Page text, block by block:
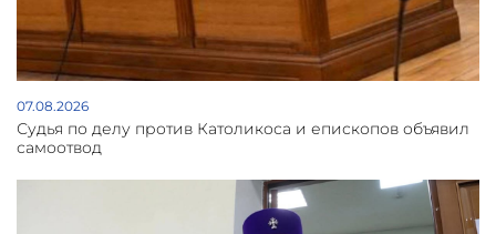
07.08.2026
Судья по делу против Католикоса и епископов объявил
самоотвод